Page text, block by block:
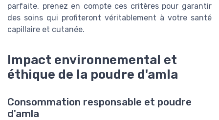
parfaite, prenez en compte ces critères pour garantir
des soins qui profiteront véritablement à votre santé
capillaire et cutanée.
Impact environnemental et
éthique de la poudre d'amla
Consommation responsable et poudre
d'amla